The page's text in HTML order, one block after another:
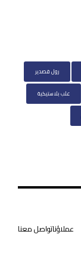
رول قصدير
علب بلاستيكية
عملاؤناتواصل معنا